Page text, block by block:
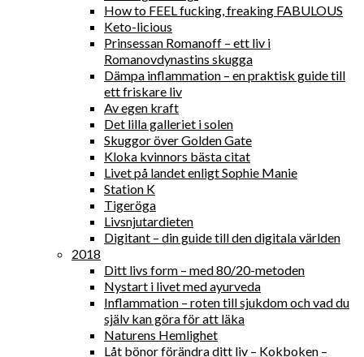
How to FEEL fucking, freaking FABULOUS
Keto-licious
Prinsessan Romanoff – ett liv i
Romanovdynastins skugga
Dämpa inflammation – en praktisk guide till
ett friskare liv
Av egen kraft
Det lilla galleriet i solen
Skuggor över Golden Gate
Kloka kvinnors bästa citat
Livet på landet enligt Sophie Manie
Station K
Tigeröga
Livsnjutardieten
Digitant – din guide till den digitala världen
2018
Ditt livs form – med 80/20-metoden
Nystart i livet med ayurveda
Inflammation – roten till sjukdom och vad du
själv kan göra för att läka
Naturens Hemlighet
Låt bönor förändra ditt liv – Kokboken –